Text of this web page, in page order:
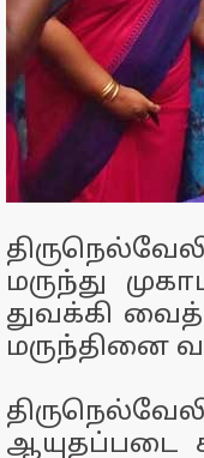
மருந்து
துவக்கி
மருந்தினை
ஆயுதப்படை